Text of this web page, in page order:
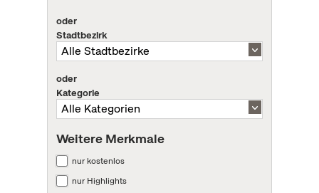
oder
Stadtbezirk
oder
Kategorie
Weitere Merkmale
nur kostenlos
nur Highlights